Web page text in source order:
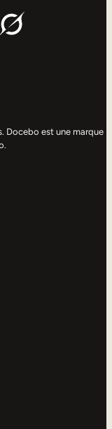
Docebo est une marque